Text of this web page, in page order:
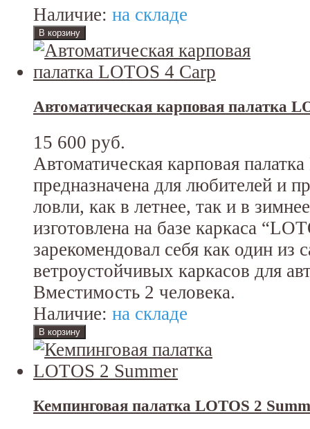
Наличие: на складе
Автоматическая карповая палатка
15 600 руб.
Автоматическая карповая
предназначена для любителей и
ловли, как в летнее, так и в
изготовлена на базе каркаса
зарекомендовал себя как один
ветроустойчивых каркасов для
Вместимость 2 человека.
Наличие: на складе
Кемпинговая палатка LOTOS 2